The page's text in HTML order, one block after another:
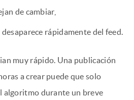
de cambiar,
rápidamente del feed.
muy rápido. Una publicación
a crear puede que solo
algoritmo durante un breve